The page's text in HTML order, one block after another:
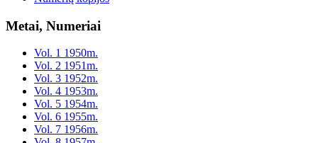
Metai, Numeriai
Vol. 1 1950m.
Vol. 2 1951m.
Vol. 3 1952m.
Vol. 4 1953m.
Vol. 5 1954m.
Vol. 6 1955m.
Vol. 7 1956m.